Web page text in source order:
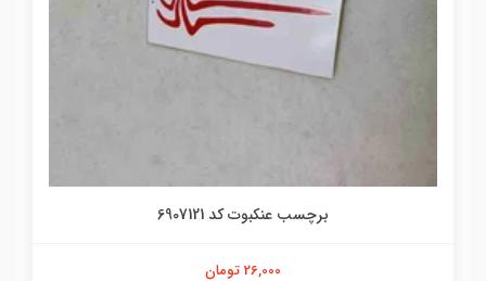
برچسب عنکبوت کد 6907121
26,000 تومان